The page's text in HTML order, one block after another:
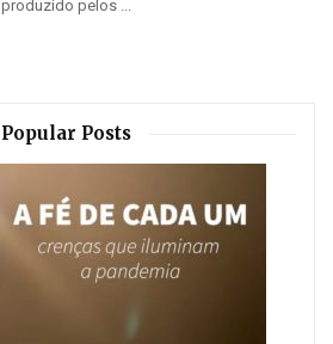
produzido pelos ...
Popular Posts